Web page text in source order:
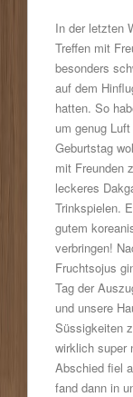
In der letzten
Treffen mit
besonders
auf dem
hatten. So
um genug
Geburtstag
mit Freunden
leckeres
Trinkspielen.
gutem
verbringen!
Fruchtsojus
Tag der
und unsere
Süssigkeiten
wirklich super
Abschied fiel
fand dann in